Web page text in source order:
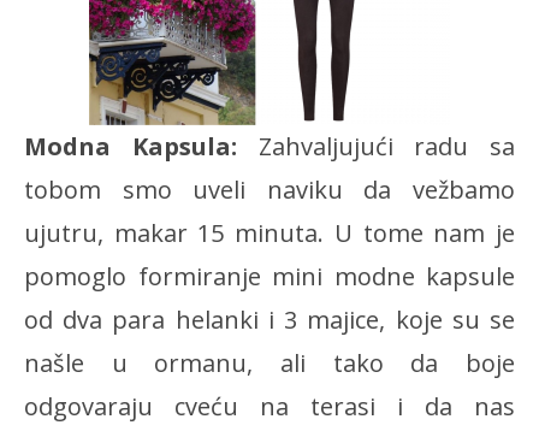
Modna Kapsula: Zahvaljujući radu sa
tobom smo uveli naviku da vežbamo
ujutru, makar 15 minuta. U tome nam je
pomoglo formiranje mini modne kapsule
od dva para helanki i 3 majice, koje su se
našle u ormanu, ali tako da boje
odgovaraju cveću na terasi i da nas